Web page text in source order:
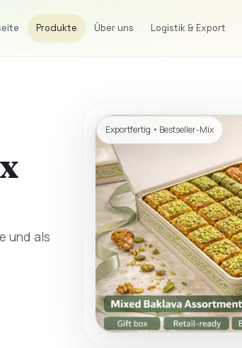
Produkte Über uns Logistik & Export
und als
Exportfertig • Bestseller-Mix